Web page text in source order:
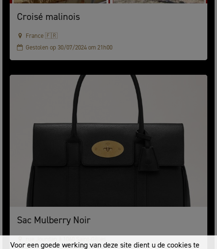
Croisé malinois
France 🇫🇷
Gestolen op 30/07/2024 om 21h00
Sac Mulberry Noir
Voor een goede werking van deze site dient u de cookies te